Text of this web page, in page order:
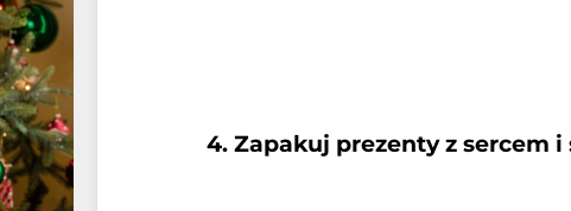
4. Zapakuj prezenty z sercem i